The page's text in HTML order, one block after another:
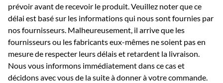
prévoir avant de recevoir le produit. Veuillez noter que ce
délai est basé sur les informations qui nous sont fournies par
nos fournisseurs. Malheureusement, il arrive que les
fournisseurs ou les fabricants eux-mêmes ne soient pas en
mesure de respecter leurs délais et retardent la livraison.
Nous vous informons immédiatement dans ce cas et
décidons avec vous de la suite à donner à votre commande.